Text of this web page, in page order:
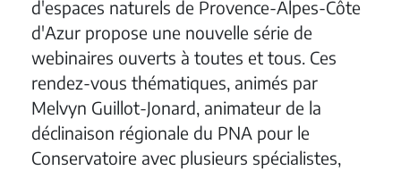
d'espaces naturels de Provence-Alpes-Côte
d'Azur propose une nouvelle série de
webinaires ouverts à toutes et tous. Ces
rendez-vous thématiques, animés par
Melvyn Guillot-Jonard, animateur de la
déclinaison régionale du PNA pour le
Conservatoire avec plusieurs spécialistes,